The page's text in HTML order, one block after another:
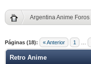
Argentina Anime Foros
Páginas (18): « Anterior 1
Retro Anime